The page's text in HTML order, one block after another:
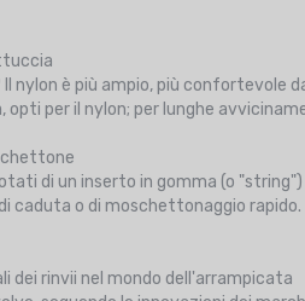
Il nylon è più ampio, più confortevole
opti per il nylon; per lunghe
di un inserto in gomma (o
caduta o di moschettonaggio rapido.
dei rinvii nel mondo dell'arrampicata